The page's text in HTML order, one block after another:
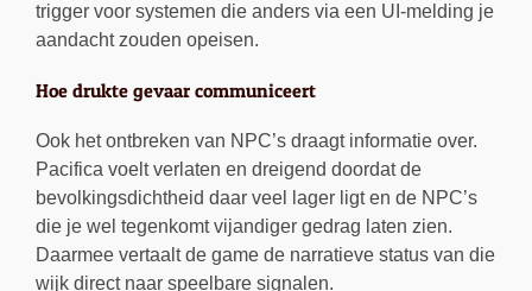
trigger voor systemen die anders via een UI-melding je
aandacht zouden opeisen.
Hoe drukte gevaar communiceert
Ook het ontbreken van NPC’s draagt informatie over.
Pacifica voelt verlaten en dreigend doordat de
bevolkingsdichtheid daar veel lager ligt en de NPC’s
die je wel tegenkomt vijandiger gedrag laten zien.
Daarmee vertaalt de game de narratieve status van die
wijk direct naar speelbare signalen.